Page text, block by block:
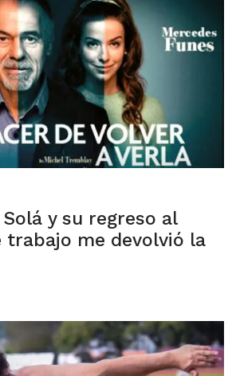
y su regreso al
me devolvió la